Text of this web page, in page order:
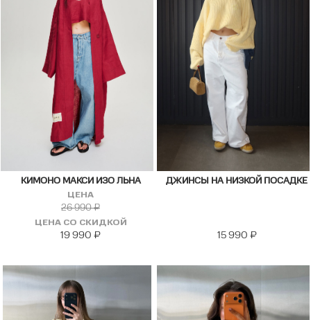
КИМОНО МАКСИ ИЗО ЛЬНА
ЦЕНА
26 990₽
ЦЕНА СО СКИДКОЙ
19 990 ₽
ДЖИНСЫ НА НИЗКОЙ ПОСАДКЕ
15 990 ₽